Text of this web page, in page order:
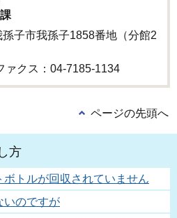
子市我孫子1858番地（分館2
ァクス：04-7185-1134
ページの先頭へ
方
ボトルが回収されていません
いのですが